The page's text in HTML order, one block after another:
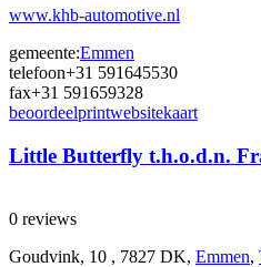
www.khb-automotive.nl
gemeente:Emmen
telefoon+31 591645530
fax+31 591659328
beoordeelprintwebsitekaart
Little Butterfly t.h.o.d.n.
0 reviews
Goudvink, 10 , 7827 DK, Emmen,